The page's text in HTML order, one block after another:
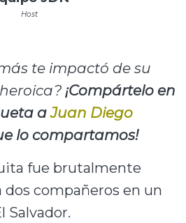
Host
te impactó de su
¡Compártelo en
aJuan Diego
lo compartamos!
fue brutalmente
dos compañeros en un
Salvador.